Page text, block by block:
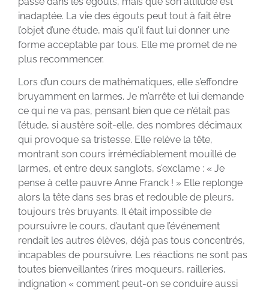
inadaptée. La vie des égouts peut tout à fait être
l’objet d’une étude, mais qu’il faut lui donner une
forme acceptable par tous. Elle me promet de ne
plus recommencer.
Lors d’un cours de mathématiques, elle s’effondre
bruyamment en larmes. Je m’arrête et lui demande
ce qui ne va pas, pensant bien que ce n’était pas
l’étude, si austère soit-elle, des nombres décimaux
qui provoque sa tristesse. Elle relève la tête,
montrant son cours irrémédiablement mouillé de
larmes, et entre deux sanglots, s’exclame : « Je
pense à cette pauvre Anne Franck ! » Elle replonge
alors la tête dans ses bras et redouble de pleurs,
toujours très bruyants. Il était impossible de
poursuivre le cours, d’autant que l’événement
rendait les autres élèves, déjà pas tous concentrés,
incapables de poursuivre. Les réactions ne sont pas
toutes bienveillantes (rires moqueurs, railleries,
indignation « comment peut-on se conduire aussi